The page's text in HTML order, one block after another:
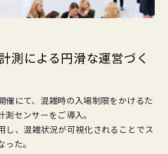
測による円滑な運営づく
催にて、混雑時の入場制限をかけるた
測センサーをご導入。
し、混雑状況が可視化されることでス
った。